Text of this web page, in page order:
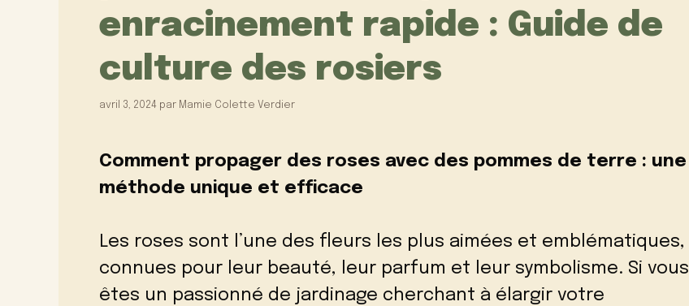
enracinement rapide : Guide de
culture des rosiers
avril 3, 2024 par Mamie Colette Verdier
Comment propager des roses avec des pommes de terre : une
méthode unique et efficace
Les roses sont l’une des fleurs les plus aimées et emblématiques,
connues pour leur beauté, leur parfum et leur symbolisme. Si vous
êtes un passionné de jardinage cherchant à élargir votre